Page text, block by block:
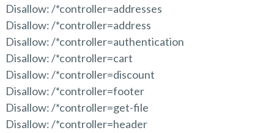
Disallow: /*controller=addresses
Disallow: /*controller=address
Disallow: /*controller=authentication
Disallow: /*controller=cart
Disallow: /*controller=discount
Disallow: /*controller=footer
Disallow: /*controller=get-file
Disallow: /*controller=header